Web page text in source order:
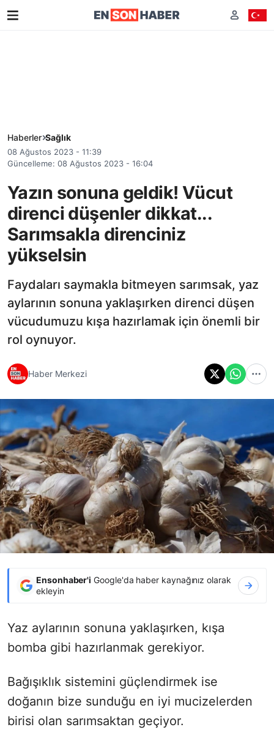
Haberler Sağlık
08 Ağustos 2023 - 11:39
Güncelleme: 08 Ağustos 2023 - 16:04
Yazın sonuna geldik! Vücut
direnci düşenler dikkat...
Sarımsakla direnciniz
yükselsin
Faydaları saymakla bitmeyen sarımsak, yaz
aylarının sonuna yaklaşırken direnci düşen
vücudumuzu kışa hazırlamak için önemli bir
rol oynuyor.
Haber Merkezi
Ensonhaber'i Google'da haber kaynağınız olarak
ekleyin
Yaz aylarının sonuna yaklaşırken, kışa
bomba gibi hazırlanmak gerekiyor.
Bağışıklık sistemini güçlendirmek ise
doğanın bize sunduğu en iyi mucizelerden
birisi olan sarımsaktan geçiyor.